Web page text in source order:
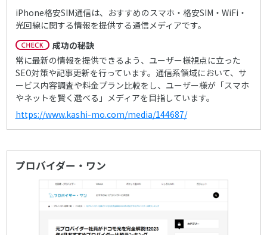
iPhone格安SIM通信は、おすすめのスマホ・格安SIM・WiFi・
光回線に関する情報を提供する通信メディアです。
成功の秘訣
常に最新の情報を提供できるよう、ユーザー様視点に立った
SEO対策や記事更新を行っています。通信系領域において、サ
ービス内容調査や料金プラン比較をし、ユーザー様が「スマホ
やネットを賢く選べる」メディアを目指しています。
https://www.kashi-mo.com/media/144687/
プロバイダー・ワン